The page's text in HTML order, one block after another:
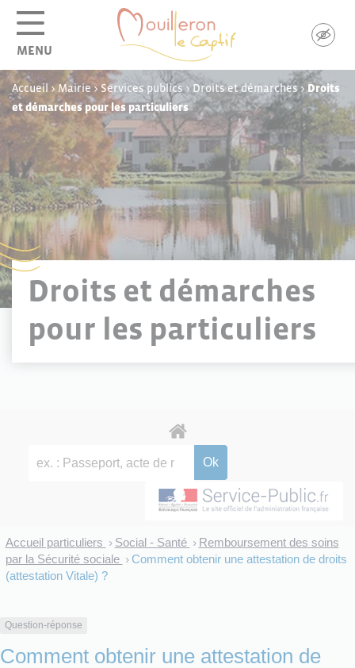
MENU
Accueil >Mairie> Services publics>Droits et démarches>Droits
et démarches pour les particuliers
Droits et démarches
pour les particuliers
Accueil particuliers > Social - Santé > Remboursement des soins
par la Sécurité sociale > Comment obtenir une attestation de droits
(attestation Vitale) ?
Question-réponse
Comment obtenir une attestation de
Panneau de gestion des cookies